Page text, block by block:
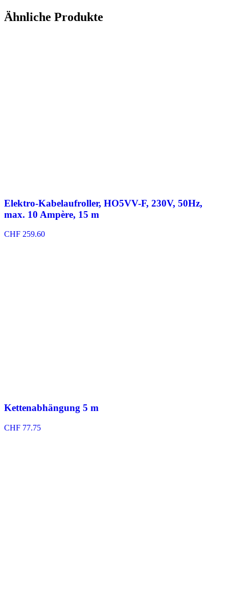
Ähnliche Produkte
Elektro-Kabelaufroller, HO5VV-F, 230V, 50Hz,
max. 10 Ampère, 15 m
CHF 259.60
Kettenabhängung 5 m
CHF 77.75